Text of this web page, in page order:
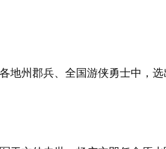
地州郡兵、全国游侠勇士中，